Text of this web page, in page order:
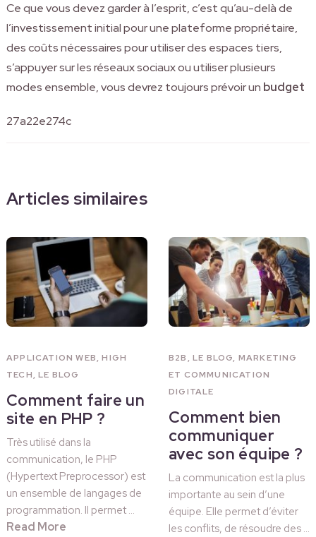
Ce que vous devez garder à l’esprit, c’est qu’au-delà de
l’investissement initial pour une plateforme propriétaire,
des coûts nécessaires pour utiliser des espaces tiers,
s’appuyer sur les réseaux sociaux ou utiliser plusieurs
modes ensemble, vous devrez toujours prévoir un budget
27a22e274c
Articles similaires
APPLICATION WEB,HIGH
TECH,LE BLOG
Comment faire un
site en PHP ?
Très utilisé dans la
communication, le PHP
(Hypertext Preprocessor) est
un ensemble de langages de
programmation. Il permet …
Read More
B2B, LE BLOG, MARKETING
ET COMMUNICATION
DIGITALE
Comment bien
communiquer
avec son équipe ?
La communication est la plus
importante au sein d’une
équipe. Elle permet d’éviter
les conflits, de résoudre des …